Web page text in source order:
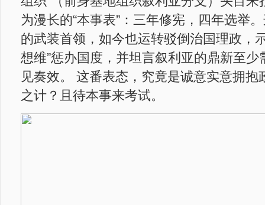
为漫长的“本事表”：三年修宪，四年选举
的武装首领，如今也运转驳倒治国理政，
想维”惩办国度，并坦言叙利亚的鼎新至少
见奏效。 这番表态，究竟是诚意实意拥抱
之计？且待本事来考试。